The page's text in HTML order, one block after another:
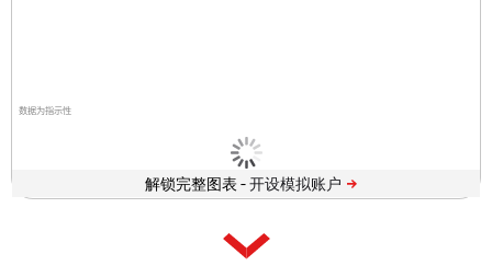
数据为指示性
解锁完整图表 -